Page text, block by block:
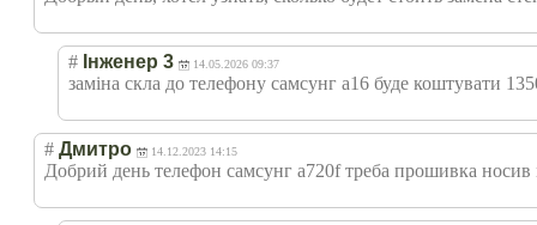
# Інженер 3 14.05.2026 09:37
заміна скла до телефону самсунг а16 буде коштувати
# Дмитро 14.12.2023 14:15
Добрий день телефон самсунг а720f треба прошивка